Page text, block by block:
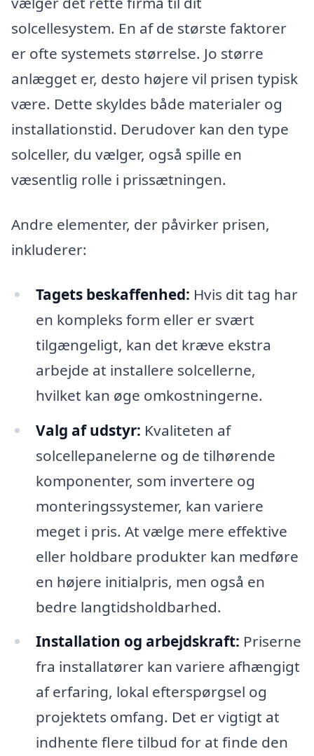
solcellesystem. En af de største faktorer
er ofte systemets størrelse. Jo større
anlægget er, desto højere vil prisen typisk
være. Dette skyldes både materialer og
installationstid. Derudover kan den type
solceller, du vælger, også spille en
væsentlig rolle i prissætningen.
Andre elementer, der påvirker prisen,
inkluderer:
Tagets beskaffenhed: Hvis dit tag har
en kompleks form eller er svært
tilgængeligt, kan det kræve ekstra
arbejde at installere solcellerne,
hvilket kan øge omkostningerne.
Valg af udstyr: Kvaliteten af
solcellepanelerne og de tilhørende
komponenter, som invertere og
monteringssystemer, kan variere
meget i pris. At vælge mere effektive
eller holdbare produkter kan medføre
en højere initialpris, men også en
bedre langtidsholdbarhed.
Installation og arbejdskraft: Priserne
fra installatører kan variere afhængigt
af erfaring, lokal efterspørgsel og
projektets omfang. Det er vigtigt at
indhente flere tilbud for at finde den